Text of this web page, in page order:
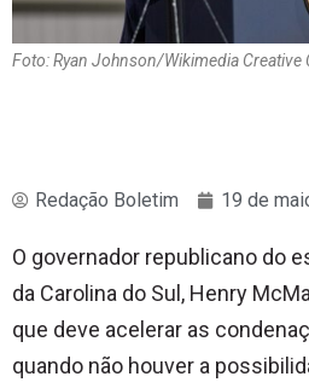
Foto: Ryan Johnson/Wikimedia Creative
Redação Boletim 19 de
O governador republicano do
da Carolina do Sul, Henry
que deve acelerar as
quando não houver a